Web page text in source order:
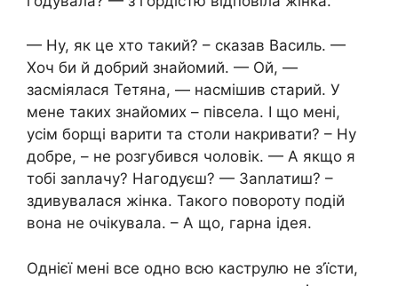
— Ну, як це хто такий? – сказав Василь. —
Хоч би й добрий знайомий. — Ой, —
засміялася Тетяна, — насмішив старий. У
мене таких знайомих – півсела. І що мені,
усім борщі варити та столи накривати? – Ну
добре, – не розгубився чоловік. — А якщо я
тобі заnлачу? Нагодуєш? — Заnлатиш? –
здивувалася жінка. Такого повороту подій
вона не очікувала. – А що, гарна ідея.
Однієї мені все одно всю каструлю не з’їсти,